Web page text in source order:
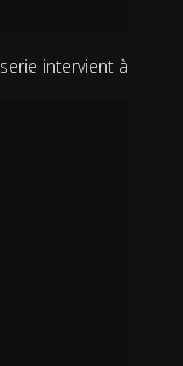
intervient à